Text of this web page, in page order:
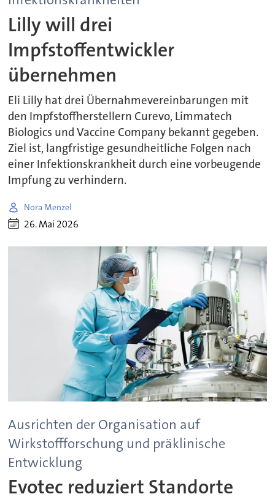
Lilly will drei
Impfstoffentwickler
übernehmen
Eli Lilly hat drei Übernahmevereinbarungen mit
den Impfstoffherstellern Curevo, Limmatech
Biologics und Vaccine Company bekannt gegeben.
Ziel ist, langfristige gesundheitliche Folgen nach
einer Infektionskrankheit durch eine vorbeugende
Impfung zu verhindern.
Nora Menzel
26. Mai 2026
Ausrichten der Organisation auf
Wirkstoffforschung und präklinische
Entwicklung
Evotec reduziert Standorte